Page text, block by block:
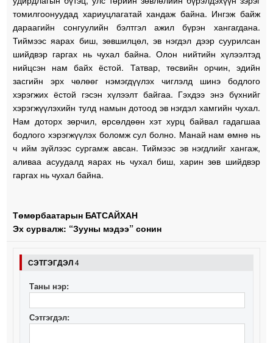
томилгоонуудад хариуцлагатай хандаж байна. Ингэж байж
дараагийн сонгуулийн бэлтгэл ажил бүрэн хангагдана.
Тиймээс яарах биш, зөвшилцөл, эв нэгдэл дээр суурилсан
шийдвэр гаргах нь чухал байна. Олон нийтийн хүлээлтэд
нийцсэн нам байх ёстой. Татвар, төсвийн орчин, эдийн
засгийн эрх чөлөөг нэмэгдүүлэх чиглэлд шинэ бодлого
хэрэгжих ёстой гэсэн хүлээлт байгаа. Гэхдээ энэ бүхнийг
хэрэгжүүлэхийн тулд намын дотоод эв нэгдэл хамгийн чухал.
Нам доторх зөрчил, өрсөлдөөн хэт хурц байвал гадагшаа
бодлого хэрэгжүүлэх боломж сул болно. Манай нам өмнө нь
ч ийм зүйлээс сургамж авсан. Тиймээс эв нэгдлийг хангаж,
аливаа асуудалд яарах нь чухал биш, харин зөв шийдвэр
гаргах нь чухал байна.
Төмөрбаатарын БАТСАЙХАН
Эх сурвалж: “Зууны мэдээ” сонин
СЭТГЭГДЭЛ4
Таны нэр:
Сэтгэгдэл: